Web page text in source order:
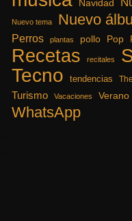
Navidad
Nuevo tema Nuevo
Perros plantas pollo Pop
Recetas recitales
Tecno tendencias
Turismo Vacaciones Verano
WhatsApp